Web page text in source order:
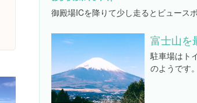
御殿場ICを降りて少し走るとビュース
富士山を
駐車場はト
のようです。